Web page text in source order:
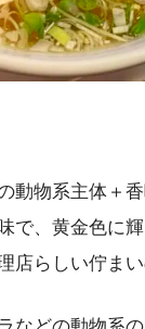
動物系主体＋
で、黄金色に
店らしい佇まい